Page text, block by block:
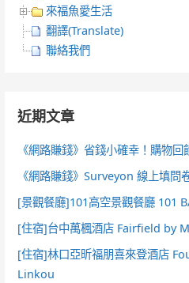
來福魚愛生活
翻譯(Translate)
聯絡我們
近期文章
《網路賺錢》省錢小確幸！購物
《網路賺錢》Surveyon 線上填問
[景觀餐廳]101高空景觀餐廳 101
[住宿]台中萬楓酒店 Fairfield by
[住宿]林口亞昕福朋喜來登酒店
Linkou